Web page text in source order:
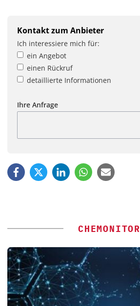
Kontakt zum Anbieter
Ich interessiere mich für:
ein Angebot
einen Rückruf
detaillierte Informationen
Ihre Anfrage
CHEMONITOR